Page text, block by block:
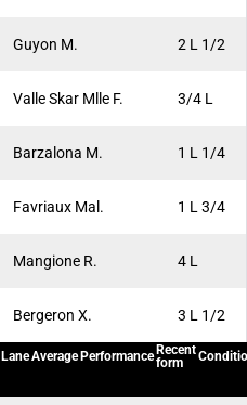
Guyon M. 2 L 1/2
Valle Skar Mlle F. 3/4 L
Barzalona M. 1 L 1/4
Favriaux Mal. 1 L 3/4
Mangione R. 4 L
Bergeron X. 3 L 1/2
LaneAverage Performance Recent
form